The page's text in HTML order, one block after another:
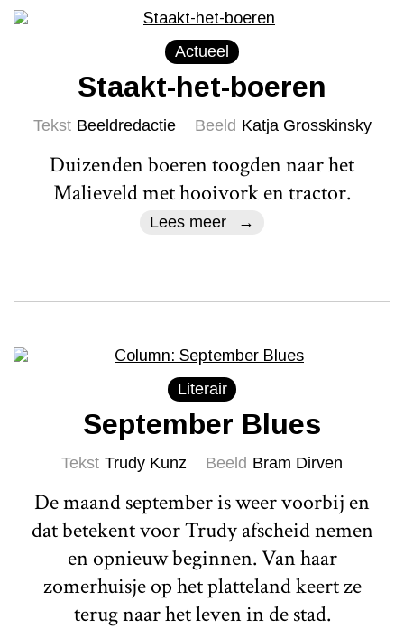
Actueel
Staakt-het-boeren
Tekst Beeldredactie Beeld Katja Grosskinsky
Duizenden boeren toogden naar het
Malieveld met hooivork en tractor.
Lees meer
Literair
September Blues
Tekst Trudy Kunz Beeld Bram Dirven
De maand september is weer voorbij en
dat betekent voor Trudy afscheid nemen
en opnieuw beginnen. Van haar
zomerhuisje op het platteland keert ze
terug naar het leven in de stad.